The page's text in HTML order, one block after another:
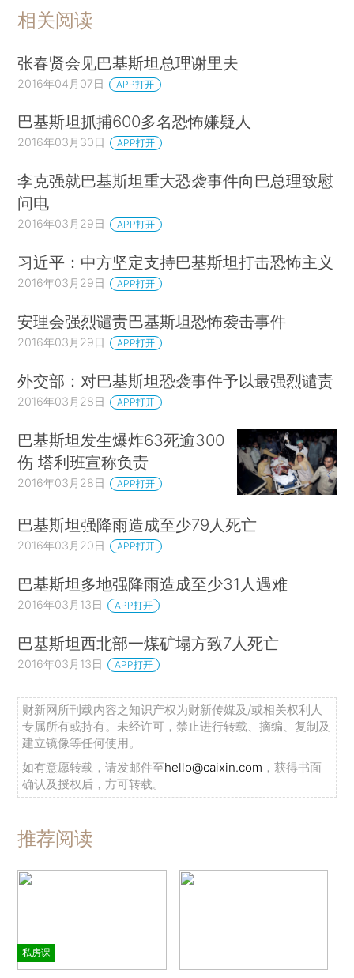
相关阅读
张春贤会见巴基斯坦总理谢里夫
2016年04月07日 APP打开
巴基斯坦抓捕600多名恐怖嫌疑人
2016年03月30日 APP打开
李克强就巴基斯坦重大恐袭事件向巴总理致慰
问电
2016年03月29日 APP打开
习近平：中方坚定支持巴基斯坦打击恐怖主义
2016年03月29日 APP打开
安理会强烈谴责巴基斯坦恐怖袭击事件
2016年03月29日 APP打开
外交部：对巴基斯坦恐袭事件予以最强烈谴责
2016年03月28日 APP打开
巴基斯坦发生爆炸63死逾300
伤 塔利班宣称负责
2016年03月28日 APP打开
巴基斯坦强降雨造成至少79人死亡
2016年03月20日 APP打开
巴基斯坦多地强降雨造成至少31人遇难
2016年03月13日 APP打开
巴基斯坦西北部一煤矿塌方致7人死亡
2016年03月13日 APP打开
财新网所刊载内容之知识产权为财新传媒及/或相关权利人
专属所有或持有。未经许可，禁止进行转载、摘编、复制及
建立镜像等任何使用。
如有意愿转载，请发邮件至hello@caixin.com ，获得书面
确认及授权后，方可转载。
推荐阅读
私房课